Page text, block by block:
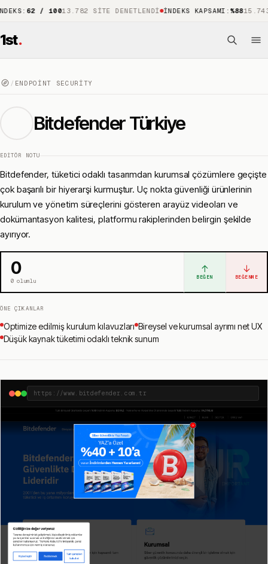
:62 / 100 13.782 SITE DENETLENDI İNDEKS KAPSAMI:%8815.743
1st.
/ ENDPOINT SECURITY
Bitdefender Türkiye
EDITÖR NOTU
Bitdefender, tüketici odaklı tasarımdan kurumsal çözümlere geçişte
çok başarılı bir hiyerarşi kurmuştur. Uç nokta güvenliği ürünlerinin
kurulum ve yönetim süreçlerini gösteren arayüz videoları ve
dokümantasyon kalitesi, platformu rakiplerinden belirgin şekilde
ayırıyor.
0
0olumlu
↑
BEĞEN
↓
BEĞENME
ÖNE ÇIKANLAR
Optimize edilmiş kurulum kılavuzları Bireysel ve kurumsal ayrımı net UX
Düşük kaynak tüketimi odaklı teknik sunum
https://www.bitdefender.com.tr